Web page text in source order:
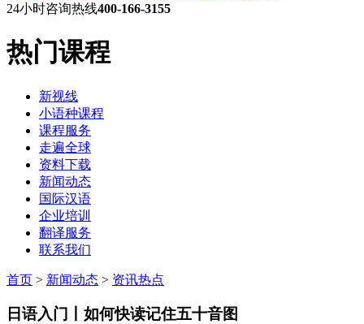
24小时咨询热线400-166-3155
热门课程
新视线
小语种课程
课程服务
走遍全球
资料下载
新闻动态
国际汉语
企业培训
翻译服务
联系我们
首页 > 新闻动态 > 资讯热点
日语入门丨如何快读记住五十音图